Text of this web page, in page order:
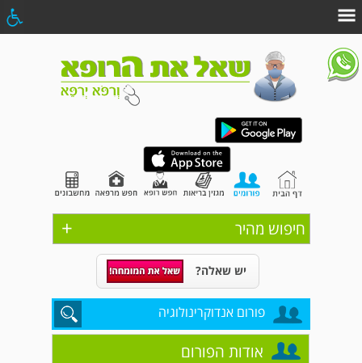
+ חיפוש מהיר
יש שאלה?
פורום אנדוקרינולוגיה
אודות הפורום